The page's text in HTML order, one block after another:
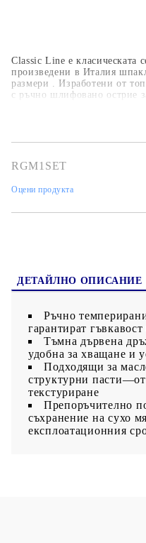
Classic Line е класическата
произведени в Италия
размери . Изработени от
с ръчно шлифовано острие
RGM1SET
Оцени продукта
ДЕТАЙЛНО ОПИСАНИЕ
Ръчно
гарантират
Тъмна дървена
удобна за хващане и
Подходящи за
структурни пасти—от
текстуриране
Препоръчително
съхранение на сухо
експлоатационния